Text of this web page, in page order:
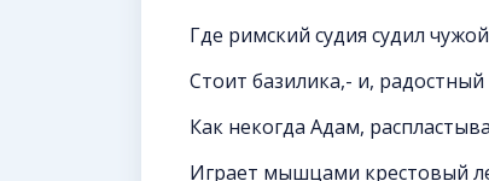
Где римский судия судил
Стоит базилика,- и,
Как некогда Адам,
Играет мышцами крестовый